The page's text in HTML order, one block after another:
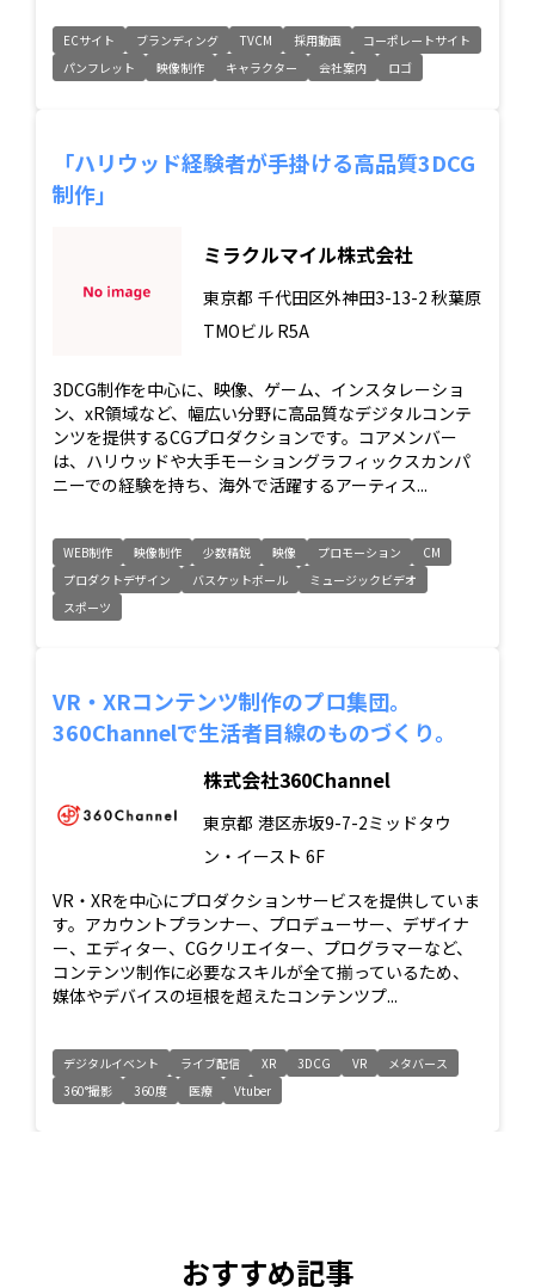
ECサイト ブランディング TVCM 採用動画
コーポレートサイト
パンフレット
映像制作 キャラクター 会社案内 ロゴ
「ハリウッド経験者が手掛ける高品質3DCG
制作」
ミラクルマイル株式会社
東京都 千代田区外神田3-13-2 秋葉原
TMOビル R5A
3DCG制作を中心に、映像、ゲーム、インスタレーショ
ン、xR領域など、幅広い分野に高品質なデジタルコンテ
ンツを提供するCGプロダクションです。コアメンバー
は、ハリウッドや大手モーショングラフィックスカンパ
ニーでの経験を持ち、海外で活躍するアーティス...
WEB制作 映像制作 少数精鋭 映像 プロモーション
CM
プロダクトデザイン
バスケットボール
ミュージックビデオ
スポーツ
VR・XRコンテンツ制作のプロ集団。
360Channelで生活者目線のものづくり。
株式会社360Channel
東京都 港区赤坂9-7-2ミッドタウ
ン・イースト 6F
VR・XRを中心にプロダクションサービスを提供していま
す。アカウントプランナー、プロデューサー、デザイナ
ー、エディター、CGクリエイター、プログラマーなど、
コンテンツ制作に必要なスキルが全て揃っているため、
媒体やデバイスの垣根を超えたコンテンツプ...
デジタルイベント ライブ配信 XR 3DCG VR
メタバース
360°撮影
360度 医療 Vtuber
おすすめ記事